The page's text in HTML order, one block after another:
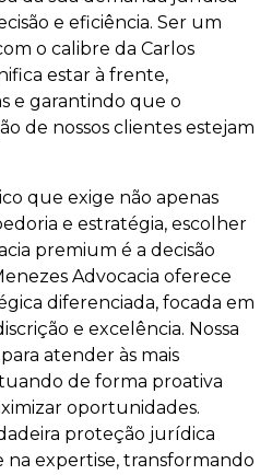
e eficiência. Ser um
o calibre da Carlos
estar à frente,
e garantindo que o
de nossos clientes estejam
que exige não apenas
e estratégia, escolher
premium é a decisão
Advocacia oferece
diferenciada, focada em
e excelência. Nossa
atender às mais
de forma proativa
oportunidades.
proteção jurídica
na expertise, transformando